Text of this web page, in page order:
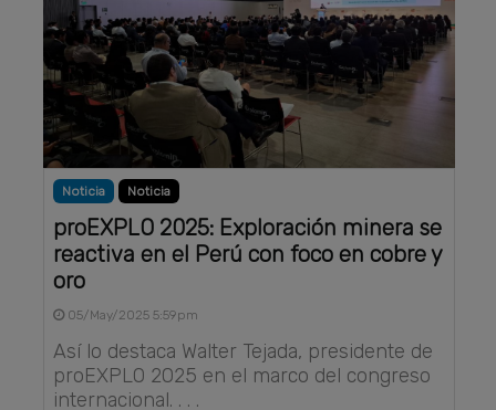
Noticia Noticia
proEXPLO 2025: Exploración minera se
reactiva en el Perú con foco en cobre y
oro
05/May/2025 5:59pm
Así lo destaca Walter Tejada, presidente de
proEXPLO 2025 en el marco del congreso
internacional. . . .